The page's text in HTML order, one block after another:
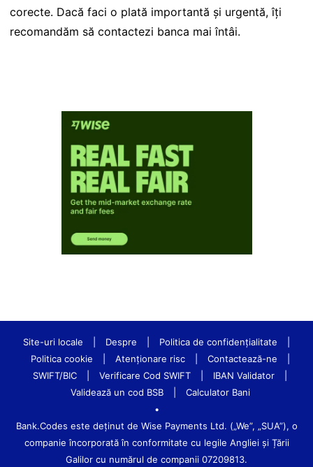
corecte. Dacă faci o plată importantă și urgentă, îți
recomandăm să contactezi banca mai întâi.
Site-uri locale Despre Politica de confidenţialitate
Politica cookie
Atenționare risc Contactează-ne
SWIFT/BIC
Verificare Cod SWIFT IBAN Validator
Validează un cod BSB
Calculator Bani
•
Bank.Codes este deținut de Wise Payments Ltd. („We”, „SUA”), o
companie încorporată în conformitate cu legile Angliei și Țării
Galilor cu numărul de companii 07209813.